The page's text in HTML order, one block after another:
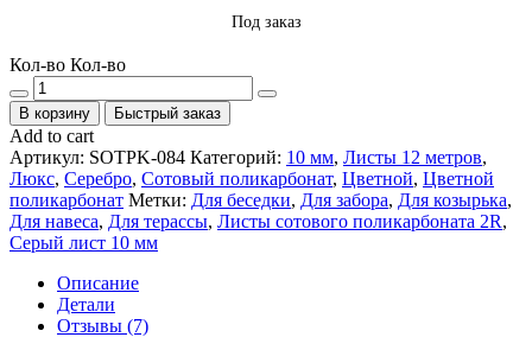
Под заказ
Кол-во Кол-во
В корзину Быстрый заказ
Add to cart
Артикул: SOTPK-084 Категорий: 10 мм, Листы 12 метров,
Люкс, Серебро, Сотовый поликарбонат, Цветной, Цветной
поликарбонат Метки: Для беседки, Для забора, Для козырька,
Для навеса, Для терассы, Листы сотового поликарбоната 2R,
Серый лист 10 мм
Описание
Детали
Отзывы (7)